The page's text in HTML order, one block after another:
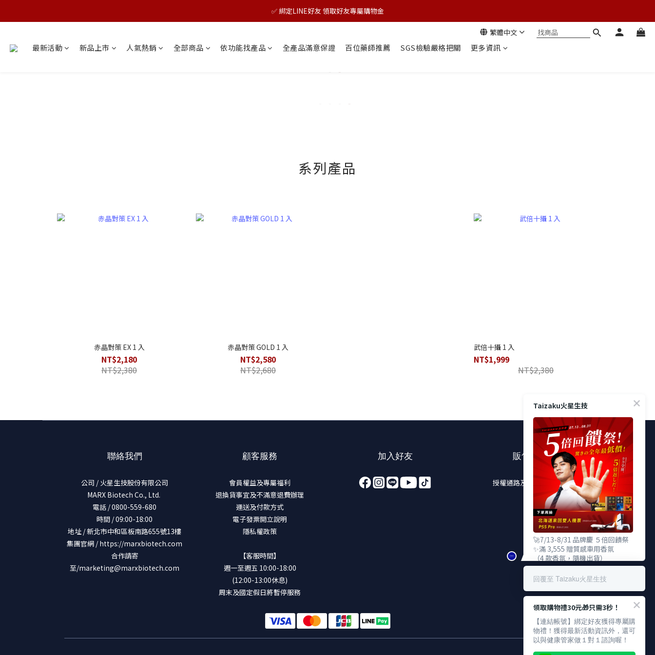
🎊TAIZAKU品牌慶：5倍回饋祭｜全年最優惠！
✅ 綁定LINE好友 領取好友專屬購物金
繁體中文
最新活動 新品上市 人氣熱銷 全部商品 依功能找產品 全產品滿意保證 百位藥師推薦 SGS檢驗嚴格把關 更多資訊
系列產品
赤晶對策 EX 1 入
NT$2,180
NT$2,380
赤晶對策 GOLD 1 入
NT$2,580
NT$2,680
武倍十攝 1 入
NT$1,999
NT$2,380
聯絡我們
公司 / 火星生技股份有限公司
MARX Biotech Co., Ltd.
電話 / 0800-559-680
時間 / 09:00-18:00
地址 / 新北市中和區板南路655號13樓
集團官網 /https://marxbiotech.com
合作請寄
至/marketing@marxbiotech.com
顧客服務
會員權益及專屬福利
退換貨事宜及不滿意退費辦理
運送及付款方式
電子發票開立說明
隱私權政策
【客服時間】
週一至週五 10:00-18:00
(12:00-13:00休息)
周末及國定假日將暫停服務
加入好友 販售通路
授權通路及實體販售店點
Taizaku火星生技
🚀7/13-8/31 品牌慶 ５倍回饋祭
✨滿 3,555 贈質感車用香氛
（4 款香氛，隨機出貨）
✨滿 5,555 贈TENGA 雙重杯
✨滿 9,555 贈武倍對策 Gold
（價值 $2,380，限量100份）
🎁 下單登錄發票抽：
北海道雙人機票、PS5 Pro
回覆至 Taizaku火星生技
領取購物禮30元🎁只需3秒！
【連結帳號】綁定好友獲得專屬購
物禮！獲得最新活動資訊外，還可
以與健康管家做１對１諮詢喔！